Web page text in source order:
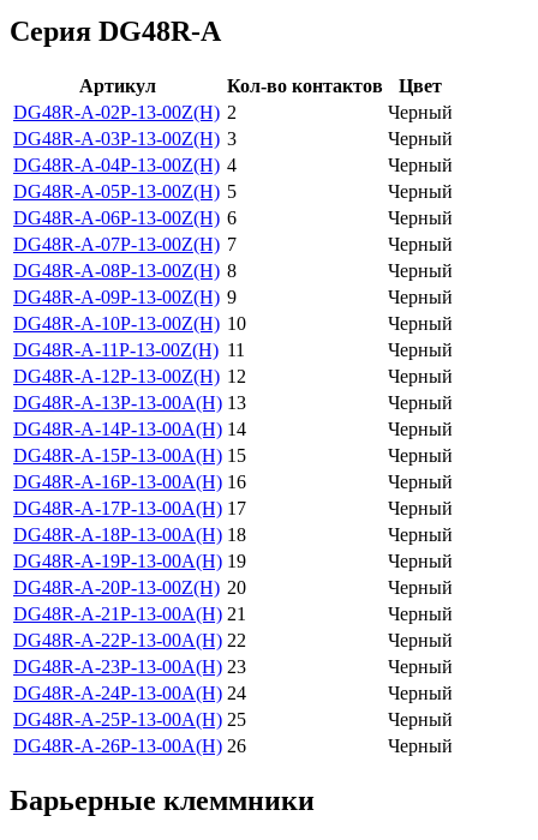
Серия DG48R-A
Артикул Кол-во контактов
Цвет
DG48R-A-02P-13-00Z(H) 2
Черный
DG48R-A-03P-13-00Z(H) 3
Черный
DG48R-A-04P-13-00Z(H) 4
Черный
DG48R-A-05P-13-00Z(H) 5
Черный
DG48R-A-06P-13-00Z(H) 6
Черный
DG48R-A-07P-13-00Z(H) 7
Черный
DG48R-A-08P-13-00Z(H) 8
Черный
DG48R-A-09P-13-00Z(H) 9
Черный
DG48R-A-10P-13-00Z(H) 10
Черный
DG48R-A-11P-13-00Z(H) 11
Черный
DG48R-A-12P-13-00Z(H) 12
Черный
DG48R-A-13P-13-00A(H) 13
Черный
DG48R-A-14P-13-00A(H) 14
Черный
DG48R-A-15P-13-00A(H) 15
Черный
DG48R-A-16P-13-00A(H) 16
Черный
DG48R-A-17P-13-00A(H) 17
Черный
DG48R-A-18P-13-00A(H) 18
Черный
DG48R-A-19P-13-00A(H) 19
Черный
DG48R-A-20P-13-00Z(H) 20
Черный
DG48R-A-21P-13-00A(H) 21
Черный
DG48R-A-22P-13-00A(H) 22
Черный
DG48R-A-23P-13-00A(H) 23
Черный
DG48R-A-24P-13-00A(H) 24
Черный
DG48R-A-25P-13-00A(H) 25
Черный
DG48R-A-26P-13-00A(H) 26 Черный
Барьерные клеммники